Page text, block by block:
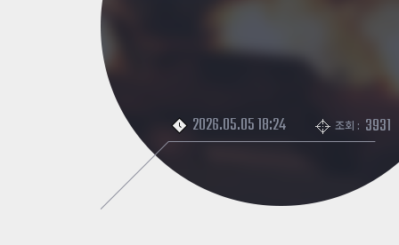
2026.05.05 18:24 조회 : 3931